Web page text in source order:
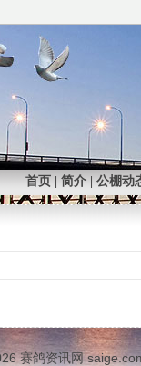
首页 简介 公棚动
赛鸽资讯网